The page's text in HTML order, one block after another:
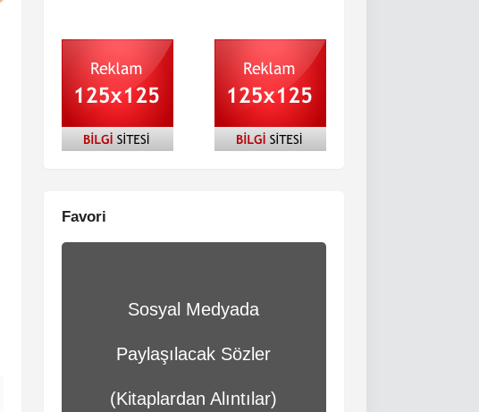
Favori
Sosyal Medyada
Paylaşılacak Sözler
(Kitaplardan Alıntılar)